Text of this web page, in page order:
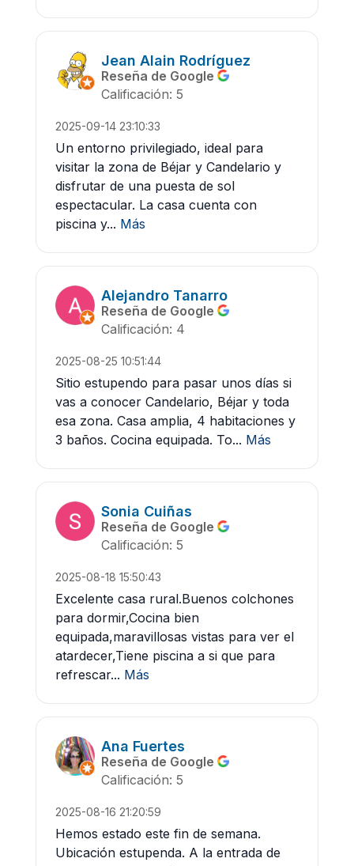
Jean Alain Rodríguez
Reseña de Google
Calificación: 5
2025-09-14 23:10:33
Un entorno privilegiado, ideal para
visitar la zona de Béjar y Candelario y
disfrutar de una puesta de sol
espectacular. La casa cuenta con
piscina y... Más
Alejandro Tanarro
Reseña de Google
Calificación: 4
2025-08-25 10:51:44
Sitio estupendo para pasar unos días si
vas a conocer Candelario, Béjar y toda
esa zona. Casa amplia, 4 habitaciones y
3 baños. Cocina equipada. To... Más
Sonia Cuiñas
Reseña de Google
Calificación: 5
2025-08-18 15:50:43
Excelente casa rural.Buenos colchones
para dormir,Cocina bien
equipada,maravillosas vistas para ver el
atardecer,Tiene piscina a si que para
refrescar... Más
Ana Fuertes
Reseña de Google
Calificación: 5
2025-08-16 21:20:59
Hemos estado este fin de semana.
Ubicación estupenda. A la entrada de